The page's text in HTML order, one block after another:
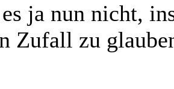
ja nun nicht,
Zufall zu